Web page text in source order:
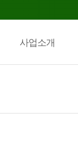
사업소개